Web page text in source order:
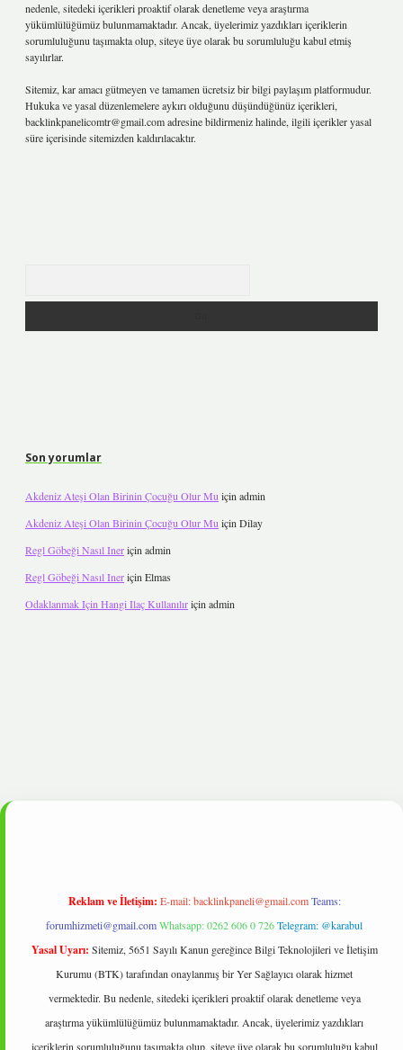
nedenle, sitedeki içerikleri proaktif olarak denetleme veya araştırma
yükümlülüğümüz bulunmamaktadır. Ancak, üyelerimiz yazdıkları içeriklerin
sorumluluğunu taşımakta olup, siteye üye olarak bu sorumluluğu kabul etmiş
sayılırlar.
Sitemiz, kar amacı gütmeyen ve tamamen ücretsiz bir bilgi paylaşım platformudur.
Hukuka ve yasal düzenlemelere aykırı olduğunu düşündüğünüz içerikleri,
backlinkpanelicomtr@gmail.comadresine bildirmeniz halinde, ilgili içerikler yasal
süre içerisinde sitemizden kaldırılacaktır.
Son yorumlar
Akdeniz Ateşi Olan Birinin Çocuğu Olur Mu için admin
Akdeniz Ateşi Olan Birinin Çocuğu Olur Mu için Dilay
Regl Göbeği Nasıl Ineriçin admin
Regl Göbeği Nasıl Ineriçin Elmas
Odaklanmak Için Hangi Ilaç Kullanılıriçin admin
Reklam ve İletişim: E-mail:backlinkpaneli@gmail.com Teams:
forumhizmeti@gmail.comWhatsapp: 0262 606 0 726Telegram: @karabul
Yasal Uyarı: Sitemiz, 5651 Sayılı Kanun gereğince Bilgi Teknolojileri ve İletişim
Kurumu (BTK) tarafından onaylanmış bir Yer Sağlayıcı olarak hizmet
vermektedir. Bu nedenle, sitedeki içerikleri proaktif olarak denetleme veya
araştırma yükümlülüğümüz bulunmamaktadır. Ancak, üyelerimiz yazdıkları
içeriklerin sorumluluğunu taşımakta olup, siteye üye olarak bu sorumluluğu kabul